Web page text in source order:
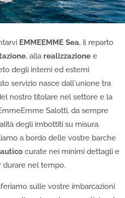
EMMEEMME Sea, il reparto
, alla realizzazione e
degli interni ed esterni
servizio nasce dall’unione tra
nostro titolare nel settore e la
Salotti, da sempre
degli imbottiti su misura.
a bordo delle vostre barche
curate nei minimi dettagli e
durare nel tempo.
sulle vostre imbarcazioni